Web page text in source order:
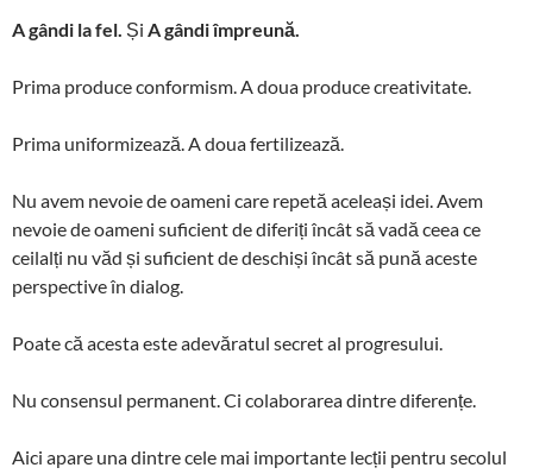
A gândi la fel. Și A gândi împreună.
Prima produce conformism. A doua produce creativitate.
Prima uniformizează. A doua fertilizează.
Nu avem nevoie de oameni care repetă aceleași idei. Avem
nevoie de oameni suficient de diferiți încât să vadă ceea ce
ceilalți nu văd și suficient de deschiși încât să pună aceste
perspective în dialog.
Poate că acesta este adevăratul secret al progresului.
Nu consensul permanent. Ci colaborarea dintre diferențe.
Aici apare una dintre cele mai importante lecții pentru secolul